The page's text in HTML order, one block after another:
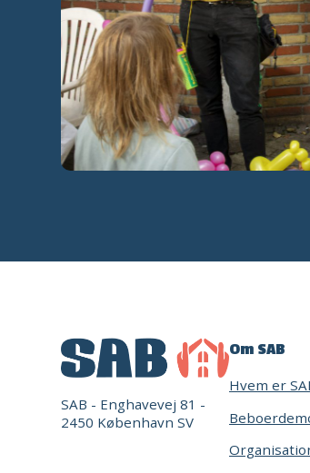
SAB - Enghavevej 81 -
2450 København SV
Om SAB
Hvem er